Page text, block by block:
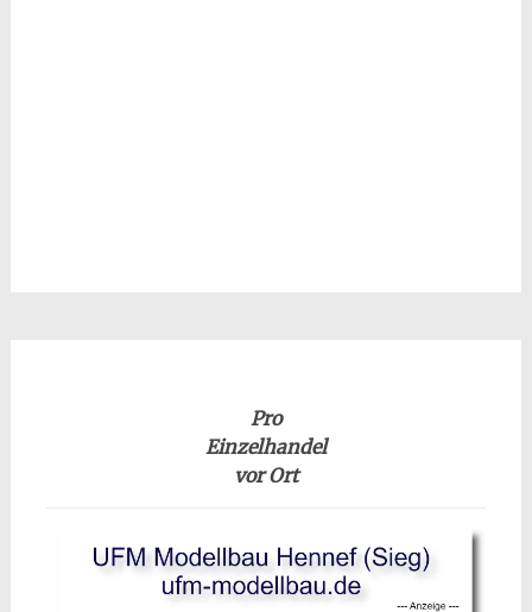
Pro
Einzelhandel
vor Ort